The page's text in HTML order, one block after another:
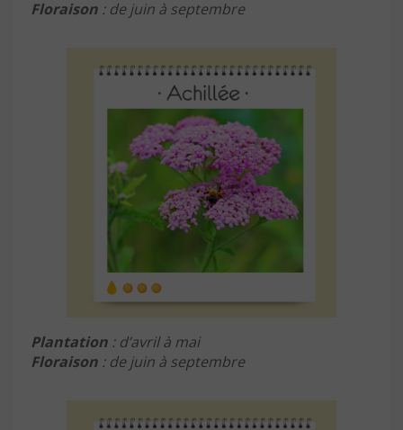
Floraison : de juin à septembre
Plantation : d’avril à mai
Floraison : de juin à septembre